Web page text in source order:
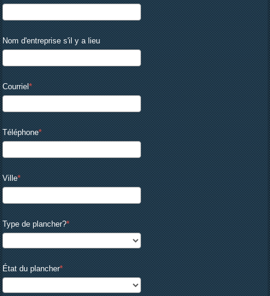
Nom d'entreprise s'il y a lieu
Courriel
Téléphone
Ville
Type de plancher?
État du plancher